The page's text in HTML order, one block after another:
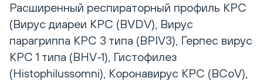
Расширенный респираторный профиль КРС
(Вирус диареи КРС (BVDV), Вирус
парагриппа КРС 3 типа (BPIV3), Герпес вирус
КРС 1 типа (BHV-1), Гистофилез
(Histophilussomni), Коронавирус КРС (BCoV),